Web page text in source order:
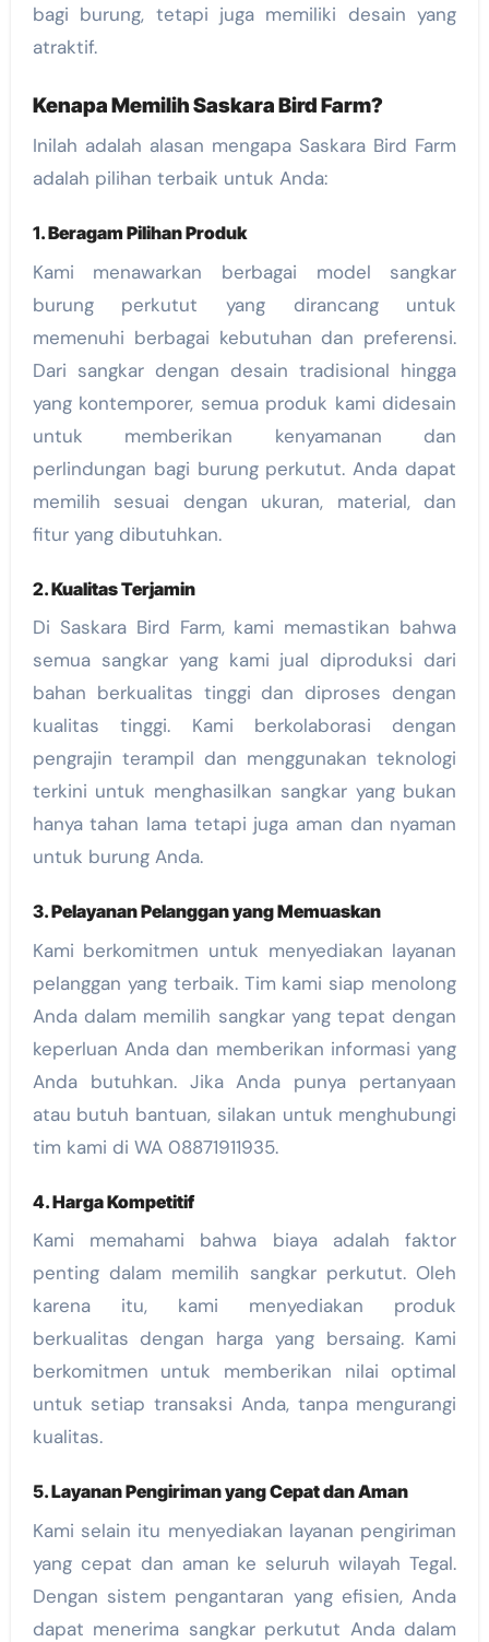
bagi burung, tetapi juga memiliki desain yang
atraktif.
Kenapa Memilih Saskara Bird Farm?
Inilah adalah alasan mengapa Saskara Bird Farm
adalah pilihan terbaik untuk Anda:
1.Beragam Pilihan Produk
Kami menawarkan berbagai model sangkar
burung perkutut yang dirancang untuk
memenuhi berbagai kebutuhan dan preferensi.
Dari sangkar dengan desain tradisional hingga
yang kontemporer, semua produk kami didesain
untuk memberikan kenyamanan dan
perlindungan bagi burung perkutut. Anda dapat
memilih sesuai dengan ukuran, material, dan
fitur yang dibutuhkan.
2.Kualitas Terjamin
Di Saskara Bird Farm, kami memastikan bahwa
semua sangkar yang kami jual diproduksi dari
bahan berkualitas tinggi dan diproses dengan
kualitas tinggi. Kami berkolaborasi dengan
pengrajin terampil dan menggunakan teknologi
terkini untuk menghasilkan sangkar yang bukan
hanya tahan lama tetapi juga aman dan nyaman
untuk burung Anda.
3.Pelayanan Pelanggan yang Memuaskan
Kami berkomitmen untuk menyediakan layanan
pelanggan yang terbaik. Tim kami siap menolong
Anda dalam memilih sangkar yang tepat dengan
keperluan Anda dan memberikan informasi yang
Anda butuhkan. Jika Anda punya pertanyaan
atau butuh bantuan, silakan untuk menghubungi
tim kami di WA 08871911935.
4.Harga Kompetitif
Kami memahami bahwa biaya adalah faktor
penting dalam memilih sangkar perkutut. Oleh
karena itu, kami menyediakan produk
berkualitas dengan harga yang bersaing. Kami
berkomitmen untuk memberikan nilai optimal
untuk setiap transaksi Anda, tanpa mengurangi
kualitas.
5.Layanan Pengiriman yang Cepat dan Aman
Kami selain itu menyediakan layanan pengiriman
yang cepat dan aman ke seluruh wilayah Tegal.
Dengan sistem pengantaran yang efisien, Anda
dapat menerima sangkar perkutut Anda dalam